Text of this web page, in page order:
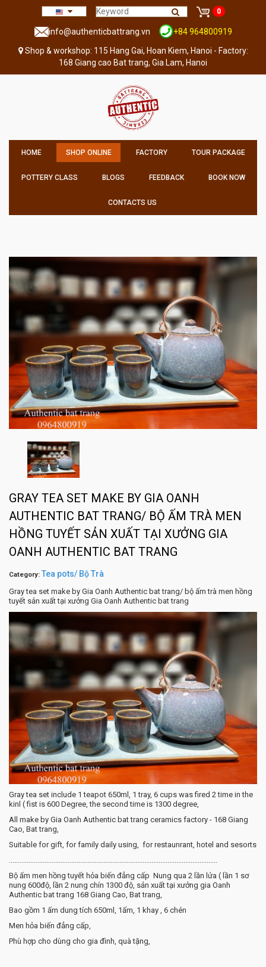
0
info@authenticbattrang.vn
+84 964800919
Shop & workshop: 115 Hang Gai, Hoan Kiem, Hanoi - Factory:
168 Giang cao Bat trang, Gia Lam, Hanoi
HOME SHOP ONLINE FACTORY TOUR PACKAGE
POTTERY CLASS BLOGS FEEDBACK BOOK NOW
CONTACTS US
GRAY TEA SET MAKE BY GIA OANH
AUTHENTIC BAT TRANG/ BỘ ẤM TRÀ MEN
HỒNG TUYẾT SẢN XUẤT TẠI XƯỞNG GIA
OANH AUTHENTIC BAT TRANG
Category: Tea pots/ Bộ Trà
Gray tea set make by Gia Oanh Authentic bat trang/ bộ ấm trà men hồng
tuyết sản xuất tại xưởng Gia Oanh Authentic bat trang
Gray tea set include 1 teapot 650ml, 1 tray, 6 cups was fired 2 time in the
kinl ( fist is 600 Degree, the second time is 1300 degree,
All make by Gia Oanh Authentic bat trang ceramics factory - 168 Giang
Cao, Bat trang,
Suitable for gift, for family daily using, for restaunrant, hotel and sesorts
.....................................................................................................................
Bộ ấm men hồng tuyết hỏa biến đẳng cấp Nung qua 2 lần lửa ( lần 1 sơ
nung 600độ, lần 2 nung chín 1300 độ, sản xuất tại xưởng gia Oanh
Authentic bat trang 168 Giang Cao, Bat trang,
Bao gồm 1 ấm dung tích 650ml, 1ấm, 1 khay , 6 chén
Men hỏa biến đẳng cấp,
Phù hợp cho dùng cho gia đình, quà tặng,